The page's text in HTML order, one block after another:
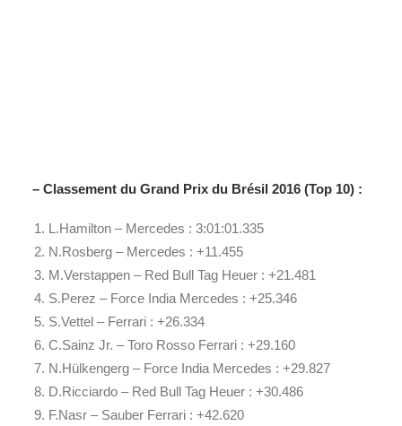
– Classement du Grand Prix du Brésil 2016 (Top 10) :
L.Hamilton – Mercedes : 3:01:01.335
N.Rosberg – Mercedes : +11.455
M.Verstappen – Red Bull Tag Heuer : +21.481
S.Perez – Force India Mercedes : +25.346
S.Vettel – Ferrari : +26.334
C.Sainz Jr. – Toro Rosso Ferrari : +29.160
N.Hülkengerg – Force India Mercedes : +29.827
D.Ricciardo – Red Bull Tag Heuer : +30.486
F.Nasr – Sauber Ferrari : +42.620